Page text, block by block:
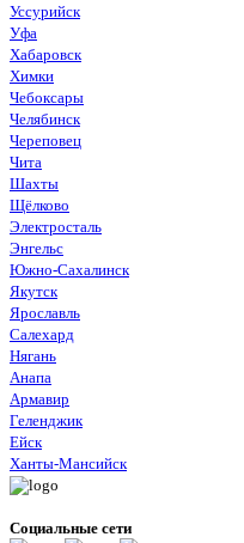
Уссурийск
Уфа
Хабаровск
Химки
Чебоксары
Челябинск
Череповец
Чита
Шахты
Щёлково
Электросталь
Энгельс
Южно-Сахалинск
Якутск
Ярославль
Салехард
Нягань
Анапа
Армавир
Геленджик
Ейск
Ханты-Мансийск
Социальные сети